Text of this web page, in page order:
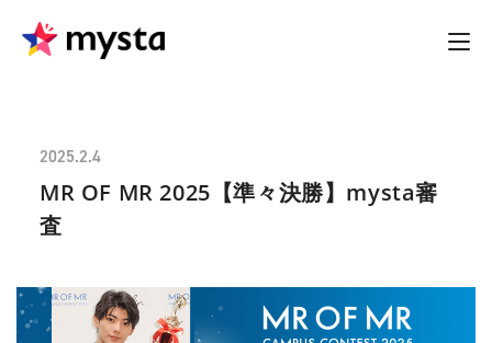
2025.2.4
MR OF MR 2025【準々決勝】mysta審
査